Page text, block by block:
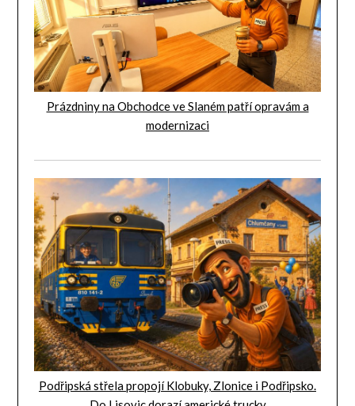
Prázdniny na Obchodce ve Slaném patří opravám a
modernizaci
Podřipská střela propojí Klobuky, Zlonice i Podřipsko.